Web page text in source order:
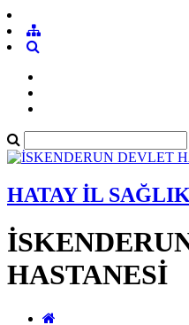
HATAY İL
HASTANESİ